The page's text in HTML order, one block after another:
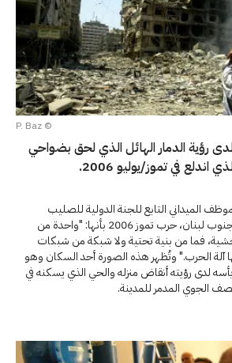
© P. Baz
لدى رؤية الدمار الهائل الذي لحق بضواحي
اندلع في تموز/يوليو 2006.
الميداني التابع للجنة الدولية للصليب
الأحمر في مدينة صور بجنوب لبنان، حرب تموز 2006 بأنها: "واحدة من
فما من بنية تحتية ولا شبكة من شبكات
آلة الحرب." وتُظهر هذه الصورة أحد السكان وهو
لدى رؤيته أنقاض منزله والحي الذي يسكنه في
الجوي المدمر للمدينة.